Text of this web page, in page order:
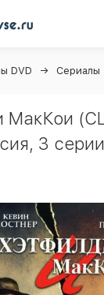
DVD Сериалы
МакКои
3